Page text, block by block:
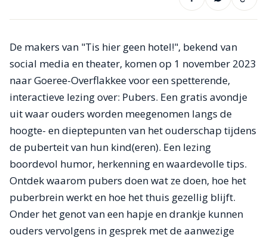
De makers van "Tis hier geen hotel!", bekend van
social media en theater, komen op 1 november 2023
naar Goeree-Overflakkee voor een spetterende,
interactieve lezing over: Pubers. Een gratis avondje
uit waar ouders worden meegenomen langs de
hoogte- en dieptepunten van het ouderschap tijdens
de puberteit van hun kind(eren). Een lezing
boordevol humor, herkenning en waardevolle tips.
Ontdek waarom pubers doen wat ze doen, hoe het
puberbrein werkt en hoe het thuis gezellig blijft.
Onder het genot van een hapje en drankje kunnen
ouders vervolgens in gesprek met de aanwezige